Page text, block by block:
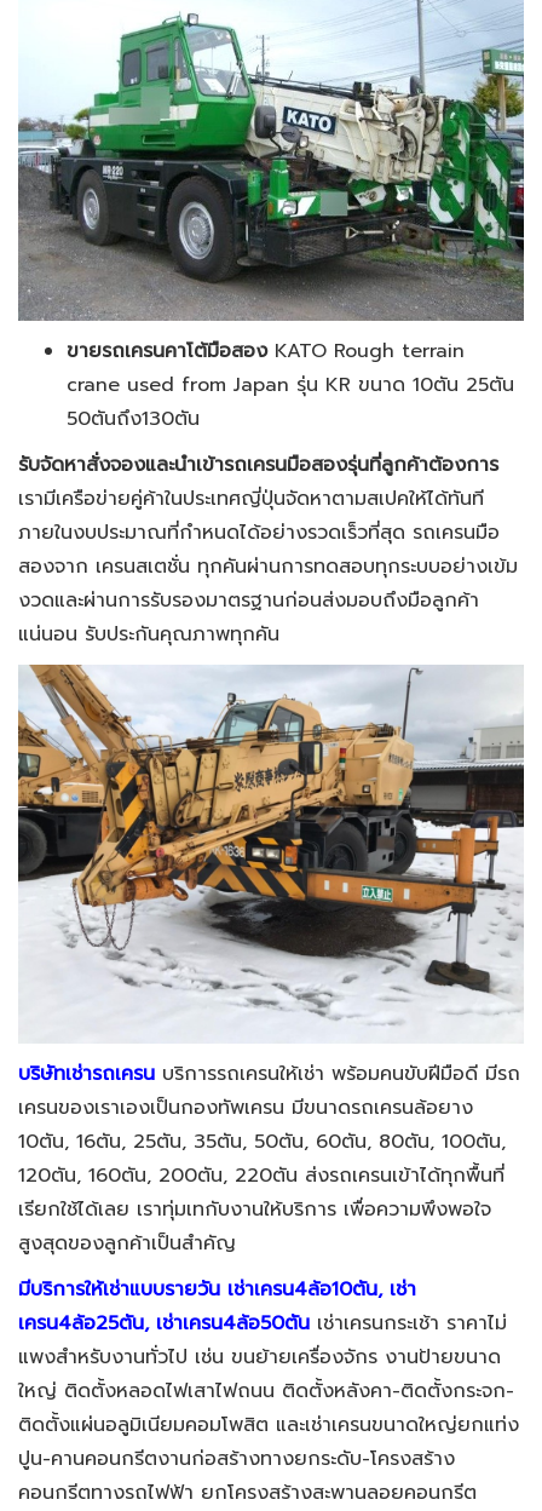
ขายรถเครนคาโต้มือสองKATO Rough terrain
crane used from Japan รุ่น KR ขนาด 10ตัน 25ตัน
50ตันถึง130ตัน
รับจัดหาสั่งจองและนำเข้ารถเครนมือสองรุ่นที่ลูกค้าต้องการ
เรามีเครือข่ายคู่ค้าในประเทศญี่ปุ่นจัดหาตามสเปคให้ได้ทันที
ภายในงบประมาณที่กำหนดได้อย่างรวดเร็วที่สุด รถเครนมือ
สองจาก เครนสเตชั่น ทุกคันผ่านการทดสอบทุกระบบอย่างเข้ม
งวดและผ่านการรับรองมาตรฐานก่อนส่งมอบถึงมือลูกค้า
แน่นอน รับประกันคุณภาพทุกคัน
บริษัทเช่ารถเครน บริการรถเครนให้เช่า พร้อมคนขับฝีมือดี มีรถ
เครนของเราเองเป็นกองทัพเครน มีขนาดรถเครนล้อยาง
10ตัน, 16ตัน, 25ตัน, 35ตัน, 50ตัน, 60ตัน, 80ตัน, 100ตัน,
120ตัน, 160ตัน, 200ตัน, 220ตัน ส่งรถเครนเข้าได้ทุกพื้นที่
เรียกใช้ได้เลย เราทุ่มเทกับงานให้บริการ เพื่อความพึงพอใจ
สูงสุดของลูกค้าเป็นสำคัญ
มีบริการให้เช่าแบบรายวัน เช่าเครน4ล้อ10ตัน, เช่า
เครน4ล้อ25ตัน, เช่าเครน4ล้อ50ตัน เช่าเครนกระเช้า ราคาไม่
แพงสำหรับงานทั่วไป เช่น ขนย้ายเครื่องจักร งานป้ายขนาด
ใหญ่ ติดตั้งหลอดไฟเสาไฟถนน ติดตั้งหลังคา-ติดตั้งกระจก-
ติดตั้งแผ่นอลูมิเนียมคอมโพสิต และเช่าเครนขนาดใหญ่ยกแท่ง
ปูน-คานคอนกรีตงานก่อสร้างทางยกระดับ-โครงสร้าง
คอนกรีตทางรถไฟฟ้า ยกโครงสร้างสะพานลอยคอนกรีต